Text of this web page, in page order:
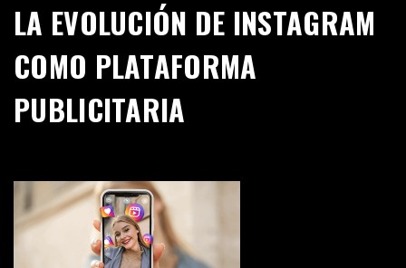
LA EVOLUCIÓN DE INSTAGRAM
COMO PLATAFORMA
PUBLICITARIA